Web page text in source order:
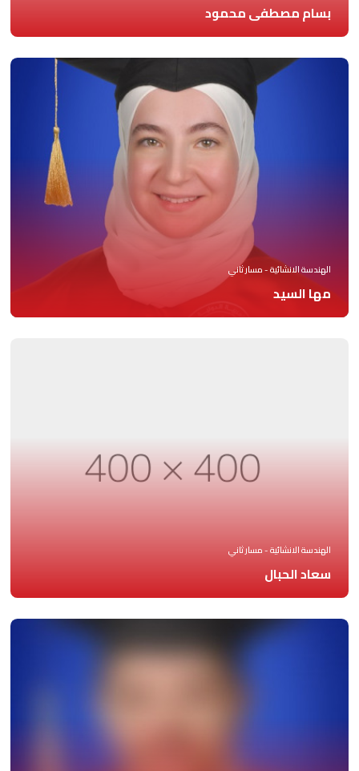
بسام مصطفى محمود
الهندسة الانشائية - مسار ثاني
مها السيد
الهندسة الانشائية - مسار ثاني
سعاد الحبال